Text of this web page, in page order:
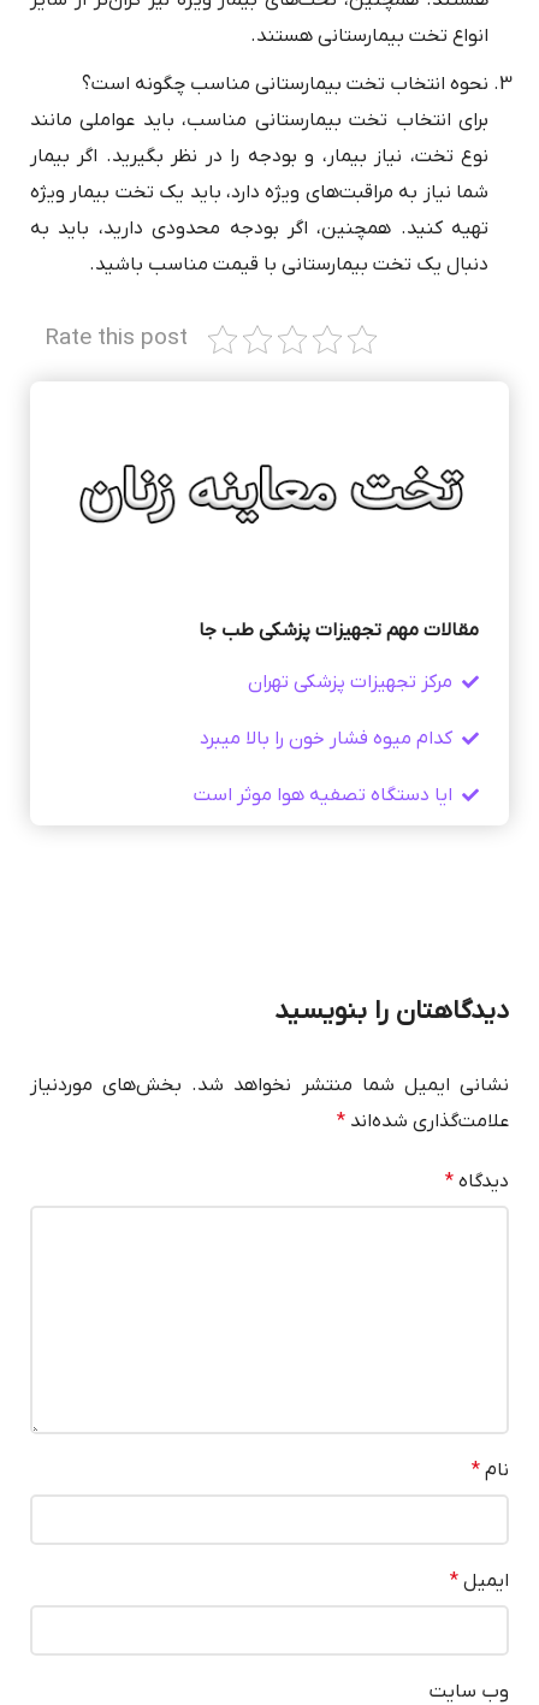
انواع تخت بیمارستانی هستند.
نحوه انتخاب تخت بیمارستانی مناسب چگونه است؟
برای انتخاب تخت بیمارستانی مناسب، باید عواملی مانند
نوع تخت، نیاز بیمار، و بودجه را در نظر بگیرید. اگر بیمار
شما نیاز به مراقبت‌های ویژه دارد، باید یک تخت بیمار ویژه
تهیه کنید. همچنین، اگر بودجه محدودی دارید، باید به
دنبال یک تخت بیمارستانی با قیمت مناسب باشید.
Rate this post
مقالات مهم تجهیزات پزشکی طب جا
مرکز تجهیزات پزشکی تهران
کدام میوه فشار خون را بالا میبرد
ایا دستگاه تصفیه هوا موثر است
دیدگاهتان را بنویسید
نشانی ایمیل شما منتشر نخواهد شد. بخش‌های موردنیاز
علامت‌گذاری شده‌اند *
دیدگاه *
نام *
ایمیل *
وب‌ سایت